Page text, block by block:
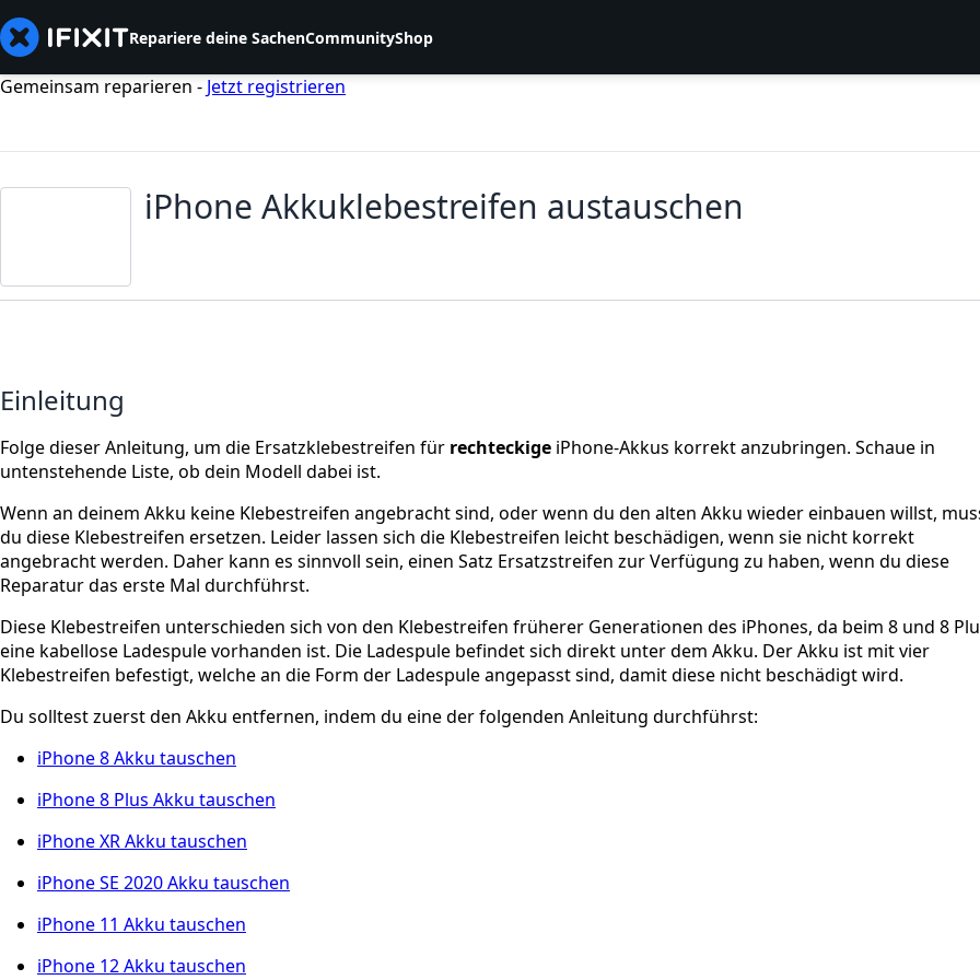
Repariere deine SachenCommunityShop
Gemeinsam reparieren - Jetzt registrieren
iPhone Akkuklebestreifen austauschen
Einleitung
Folge dieser Anleitung, um die Ersatzklebestreifen für rechteckige iPhone-Akkus korrekt anzubringen. Schaue in
untenstehende Liste, ob dein Modell dabei ist.
Wenn an deinem Akku keine Klebestreifen angebracht sind, oder wenn du den alten Akku wieder einbauen willst,
du diese Klebestreifen ersetzen. Leider lassen sich die Klebestreifen leicht beschädigen, wenn sie nicht korrekt
angebracht werden. Daher kann es sinnvoll sein, einen Satz Ersatzstreifen zur Verfügung zu haben, wenn du diese
Reparatur das erste Mal durchführst.
Diese Klebestreifen unterschieden sich von den Klebestreifen früherer Generationen des iPhones, da beim 8 und 8
eine kabellose Ladespule vorhanden ist. Die Ladespule befindet sich direkt unter dem Akku. Der Akku ist mit vier
Klebestreifen befestigt, welche an die Form der Ladespule angepasst sind, damit diese nicht beschädigt wird.
Du solltest zuerst den Akku entfernen, indem du eine der folgenden Anleitung durchführst:
iPhone 8 Akku tauschen
iPhone 8 Plus Akku tauschen
iPhone XR Akku tauschen
iPhone SE 2020 Akku tauschen
iPhone 11 Akku tauschen
iPhone 12 Akku tauschen